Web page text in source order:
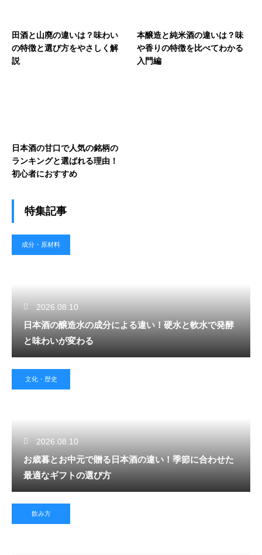
田酒と山廃の違いは？味わい
の特徴と選び方をやさしく解
説
本醸造と純米酒の違いは？味
や香りの特徴を比べてわかる
入門編
日本酒の甘口で人気の銘柄の
ランキングと選ばれる理由！
初心者におすすめ
特集記事
成分・原材料
2026.08.10
日本酒の醸造水の成分による違い！硬水と軟水で発酵
と味わいが変わる
文化・歴史
2026.08.10
お歳暮とお中元で贈る日本酒の違い！季節に合わせた
最適なギフトの選び方
飲み方